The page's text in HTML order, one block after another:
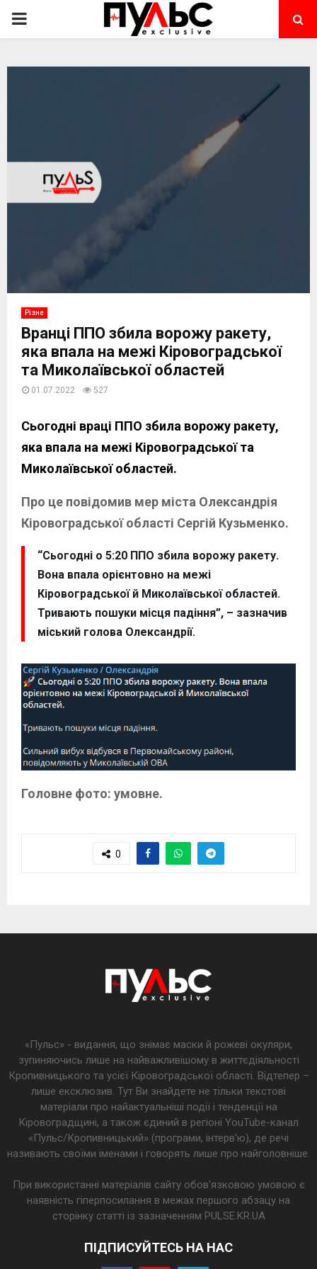
PRIMARY
Різне
Вранці ППО збила ворожу ракету,
яка впала на межі Кіровоградської
та Миколаївської областей
01.07.2022 527
Сьогодні враці ППО збила ворожу ракету,
яка впала на межі Кіровоградської та
Миколаївської областей.
Про це повідомив мер міста Олександрія
Кіровоградської області Сергій Кузьменко.
“Сьогодні о 5:20 ППО збила ворожу ракету.
Вона впала орієнтовно на межі
Кіровоградської й Миколаївської областей.
Тривають пошуки місця падіння”, – зазначив
міський голова Олександрії.
Головне фото: умовне.
0
«Пульс» - видання, що знімає маски й рожеві окуляри,
зупиняючись лише на найважливішому в життєдіяльності
Кропивницького та усієї Кіровоградської області. Відтепер –
лише ексклюзив. Тут Ви знайдете не тільки текстові
матеріали про найактуальніші події і тенденції на
Кіровоградщині, а також єдиний в регіоні YouTube-канал
«Пульс/Кропивницький» (програми, інтерв’ю), де речі
називають своїми іменами і говорять лише про найголовніше.
При використанні матеріалів сайту обов'язковою умовою є
наявність гіперпосилання в межах першого абзацу на
сторінку статті із зазначенням PULSE.KR.UA
ПІДПИСУЙТЕСЬ НА НАС